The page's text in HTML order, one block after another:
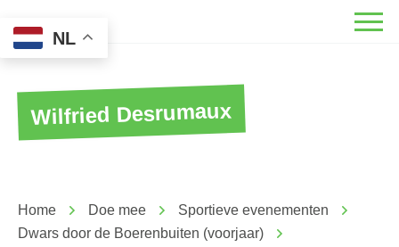
Wilfried Desrumaux
Home Doe mee
Sportieve evenementen
Dwars door de Boerenbuiten (voorjaar)
NL